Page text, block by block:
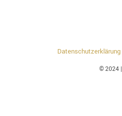
Datenschutzerklärung
© 2024 |